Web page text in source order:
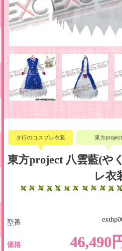
タ行のコスプレ衣装 東方project
東方project 八雲藍(や
レ衣
型番
価格 46,490